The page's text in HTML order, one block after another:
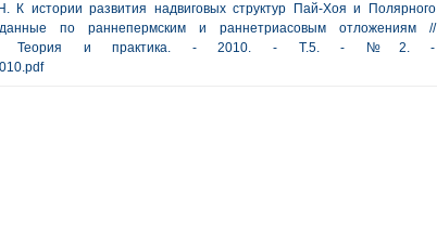
К истории развития надвиговых структур Пай-Хоя и Полярного
по раннепермским и раннетриасовым отложениям //
Теория и практика. - 2010. - Т.5. - №2. -